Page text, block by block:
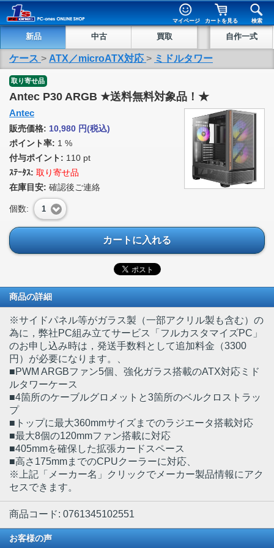
マイページ カートを見る 検索
新品 中古 買取 自作一式
ケース > ATX／microATX対応 > ミドルタワー
取り寄せ品
Antec P30 ARGB ★送料無料対象品！★
Antec
販売価格: 10,980 円(税込)
ポイント率: 1 %
付与ポイント: 110 pt
ｽﾃｰﾀｽ: 取り寄せ品
在庫目安: 確認後ご連絡
個数: 1
カートに入れる
商品の詳細
※サイドパネル等がガラス製（一部アクリル製も含む）の
為に，弊社PC組み立てサービス「フルカスタマイズPC」
のお申し込み時は，発送手数料として追加料金（3300
円）が必要になります。
■PWM ARGBファン5個、強化ガラス搭載のATX対応ミド
ルタワーケース
■4箇所のケーブルグロメットと3箇所のベルクロストラッ
プ
■トップに最大360mmサイズまでのラジエータ搭載対応
■最大8個の120mmファン搭載に対応
■405mmを確保した拡張カードスペース
■高さ175mmまでのCPUクーラーに対応、
※上記「メーカー名」クリックでメーカー製品情報にアク
セスできます。
商品コード: 0761345102551
お客様の声